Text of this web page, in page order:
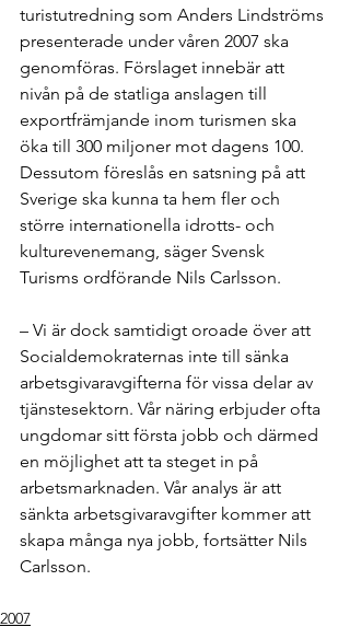
turistutredning som Anders Lindströms
presenterade under våren 2007 ska
genomföras. Förslaget innebär att
nivån på de statliga anslagen till
exportfrämjande inom turismen ska
öka till 300 miljoner mot dagens 100.
Dessutom föreslås en satsning på att
Sverige ska kunna ta hem fler och
större internationella idrotts- och
kulturevenemang, säger Svensk
Turisms ordförande Nils Carlsson.
– Vi är dock samtidigt oroade över att
Socialdemokraternas inte till sänka
arbetsgivaravgifterna för vissa delar av
tjänstesektorn. Vår näring erbjuder ofta
ungdomar sitt första jobb och därmed
en möjlighet att ta steget in på
arbetsmarknaden. Vår analys är att
sänkta arbetsgivaravgifter kommer att
skapa många nya jobb, fortsätter Nils
Carlsson.
2007